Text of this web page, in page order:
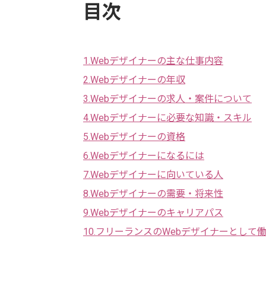
目次
1.Webデザイナーの主な仕事内容
2.Webデザイナーの年収
3.Webデザイナーの求人・案件について
4.Webデザイナーに必要な知識・スキル
5.Webデザイナーの資格
6.Webデザイナーになるには
7.Webデザイナーに向いている人
8.Webデザイナーの需要・将来性
9.Webデザイナーのキャリアパス
10.フリーランスのWebデザイナーとして